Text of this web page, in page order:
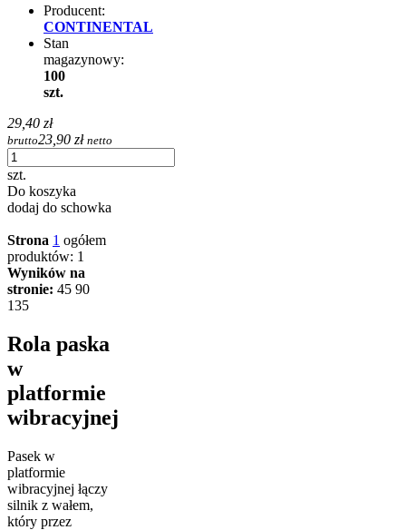
Producent:
CONTINENTAL
Stan
magazynowy:
100
szt.
29,40 zł
brutto23,90 zł netto
szt.
Do koszyka
dodaj do schowka
Strona 1 ogółem
produktów: 1
Wyników na
stronie: 45 90
135
Rola paska
w
platformie
wibracyjnej
Pasek w
platformie
wibracyjnej łączy
silnik z wałem,
który przez